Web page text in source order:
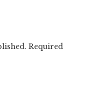
Required